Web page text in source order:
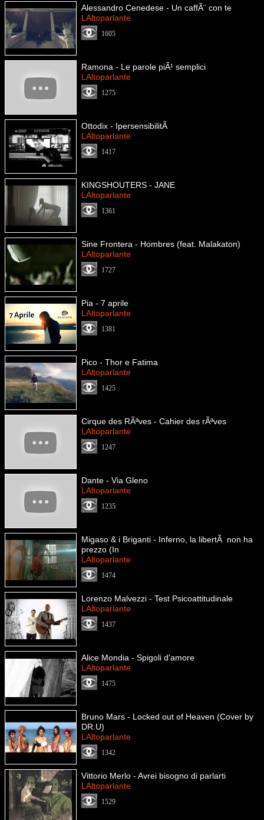
Alessandro Cenedese - Un caffÃ¨ con te
LAltoparlante
1605
Ramona - Le parole piÃ¹ semplici
LAltoparlante
1275
Ottodix - IpersensibilitÃ
LAltoparlante
1417
KINGSHOUTERS - JANE
LAltoparlante
1361
Sine Frontera - Hombres (feat. Malakaton)
LAltoparlante
1727
Pia - 7 aprile
LAltoparlante
1381
Pico - Thor e Fatima
LAltoparlante
1425
Cirque des RÃªves - Cahier des rÃªves
LAltoparlante
1247
Dante - Via Gleno
LAltoparlante
1235
Migaso & i Briganti - Inferno, la libertÃ non ha
prezzo (In
LAltoparlante
1474
Lorenzo Malvezzi - Test Psicoattitudinale
LAltoparlante
1437
Alice Mondia - Spigoli d'amore
LAltoparlante
1475
Bruno Mars - Locked out of Heaven (Cover by
DR.U)
LAltoparlante
1342
Vittorio Merlo - Avrei bisogno di parlarti
LAltoparlante
1529